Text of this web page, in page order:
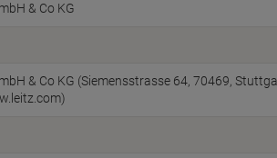
& Co KG
& Co KG (Siemensstrasse 64, 70469,